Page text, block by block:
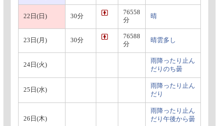
22日(日) 30分
76558
分
晴
23日(月) 30分
76588
分
晴雲多し
24日(火)
雨降ったり止ん
だりのち曇
25日(水)
雨降ったり止ん
だり
26日(木)
雨降ったり止ん
だり午後から曇